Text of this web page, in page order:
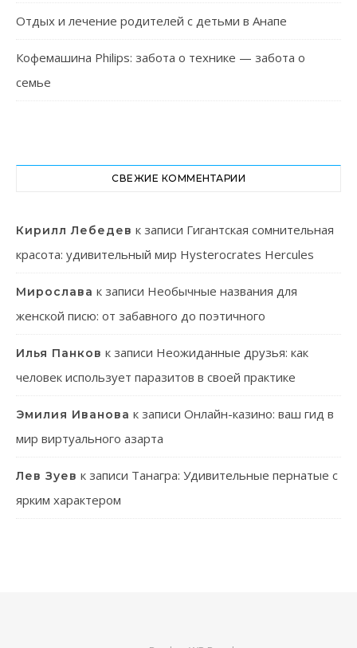
Отдых и лечение родителей с детьми в Анапе
Кофемашина Philips: забота о технике — забота о
семье
СВЕЖИЕ КОММЕНТАРИИ
Кирилл Лебедев к записи Гигантская сомнительная
красота: удивительный мир Hysterocrates Hercules
Мирослава к записи Необычные названия для
женской писю: от забавного до поэтичного
Илья Панков к записи Неожиданные друзья: как
человек использует паразитов в своей практике
Эмилия Иванова к записи Онлайн-казино: ваш гид в
мир виртуального азарта
Лев Зуев к записи Танагра: Удивительные пернатые с
ярким характером